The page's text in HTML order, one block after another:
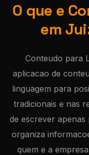
O que e
em
Conteudo para
aplicacao de
linguagem para
tradicionais e nas
de escrever
organiza
quem e a